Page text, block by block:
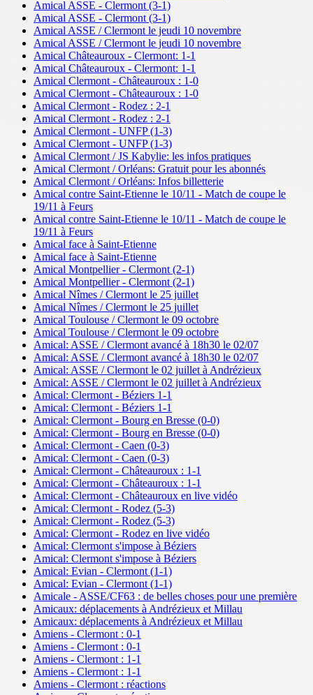
Amical ASSE - Clermont (3-1)
Amical ASSE - Clermont (3-1)
Amical ASSE / Clermont le jeudi 10 novembre
Amical ASSE / Clermont le jeudi 10 novembre
Amical Châteauroux - Clermont: 1-1
Amical Châteauroux - Clermont: 1-1
Amical Clermont - Châteauroux : 1-0
Amical Clermont - Châteauroux : 1-0
Amical Clermont - Rodez : 2-1
Amical Clermont - Rodez : 2-1
Amical Clermont - UNFP (1-3)
Amical Clermont - UNFP (1-3)
Amical Clermont / JS Kabylie: les infos pratiques
Amical Clermont / Orléans: Gratuit pour les abonnés
Amical Clermont / Orléans: Infos billetterie
Amical contre Saint-Etienne le 10/11 - Match de coupe le
19/11 à Feurs
Amical contre Saint-Etienne le 10/11 - Match de coupe le
19/11 à Feurs
Amical face à Saint-Etienne
Amical face à Saint-Etienne
Amical Montpellier - Clermont (2-1)
Amical Montpellier - Clermont (2-1)
Amical Nîmes / Clermont le 25 juillet
Amical Nîmes / Clermont le 25 juillet
Amical Toulouse / Clermont le 09 octobre
Amical Toulouse / Clermont le 09 octobre
Amical: ASSE / Clermont avancé à 18h30 le 02/07
Amical: ASSE / Clermont avancé à 18h30 le 02/07
Amical: ASSE / Clermont le 02 juillet à Andrézieux
Amical: ASSE / Clermont le 02 juillet à Andrézieux
Amical: Clermont - Béziers 1-1
Amical: Clermont - Béziers 1-1
Amical: Clermont - Bourg en Bresse (0-0)
Amical: Clermont - Bourg en Bresse (0-0)
Amical: Clermont - Caen (0-3)
Amical: Clermont - Caen (0-3)
Amical: Clermont - Châteauroux : 1-1
Amical: Clermont - Châteauroux : 1-1
Amical: Clermont - Châteauroux en live vidéo
Amical: Clermont - Rodez (5-3)
Amical: Clermont - Rodez (5-3)
Amical: Clermont - Rodez en live vidéo
Amical: Clermont s'impose à Béziers
Amical: Clermont s'impose à Béziers
Amical: Evian - Clermont (1-1)
Amical: Evian - Clermont (1-1)
Amicale - ASSE/CF63 : de belles choses pour une première
Amicaux: déplacements à Andrézieux et Millau
Amicaux: déplacements à Andrézieux et Millau
Amiens - Clermont : 0-1
Amiens - Clermont : 0-1
Amiens - Clermont : 1-1
Amiens - Clermont : 1-1
Amiens - Clermont : réactions